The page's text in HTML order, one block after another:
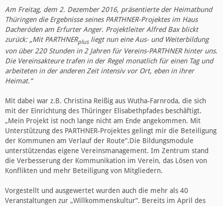
Am Freitag, dem 2. Dezember 2016, präsentierte der Heimatbund
Thüringen die Ergebnisse seines PARTHNER-Projektes im Haus
Dacheröden am Erfurter Anger. Projektleiter Alfred Bax blickt
zurück: „Mit PARTHNERplusliegt nun eine Aus- und Weiterbildung
von über 220 Stunden in 2 Jahren für Vereins-PARTHNER hinter uns.
Die Vereinsakteure trafen in der Regel monatlich für einen Tag und
arbeiteten in der anderen Zeit intensiv vor Ort, eben in ihrer
Heimat.“
Mit dabei war z.B. Christina Reißig aus Wutha-Farnroda, die sich
mit der Einrichtung des Thüringer Elisabethpfades beschäftigt.
„Mein Projekt ist noch lange nicht am Ende angekommen. Mit
Unterstützung des PARTHNER-Projektes gelingt mir die Beteiligung
der Kommunen am Verlauf der Route“.Die Bildungsmodule
unterstützendas eigene Vereinsmanagement. Im Zentrum stand
die Verbesserung der Kommunikation im Verein, das Lösen von
Konflikten und mehr Beteiligung von Mitgliedern.
Vorgestellt und ausgewertet wurden auch die mehr als 40
Veranstaltungen zur „Willkommenskultur“. Bereits im April des